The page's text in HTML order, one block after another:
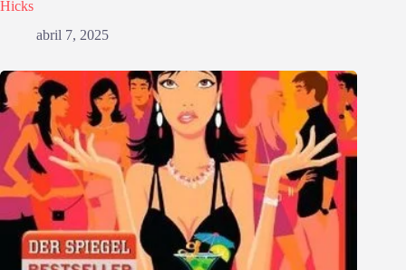
Hicks
abril 7, 2025